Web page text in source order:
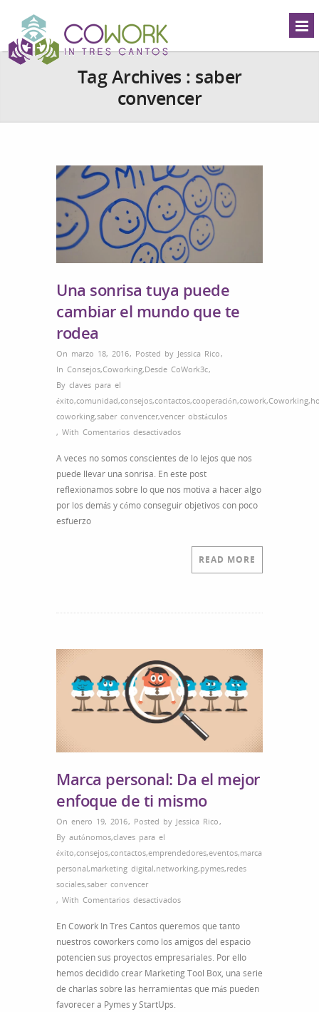
Tag Archives : saber
convencer
Una sonrisa tuya puede
cambiar el mundo que te
rodea
On marzo 18, 2016, Posted by Jessica Rico,
In Consejos,Coworking,Desde CoWork3c,
By claves para el
éxito,comunidad,consejos,contactos,cooperación,cowork,Coworking,
coworking,saber convencer,vencer obstáculos
, With Comentarios desactivadosen
sonrisa
tuya
puede
cambiar
A veces no somos conscientes de lo lejos que nos
puede llevar una sonrisa. En este post
reflexionamos sobre lo que nos motiva a hacer algo
por los demás y cómo conseguir objetivos con poco
esfuerzo
READ MORE
Marca personal: Da el mejor
enfoque de ti mismo
On enero 19, 2016, Posted by Jessica Rico,
By autónomos,claves para el
éxito,consejos,contactos,emprendedores,eventos,marca
personal,marketing digital,networking,pymes,redes
sociales,saber convencer
, With Comentarios desactivadosen
personal:
Da
el
mejor
enfoque
En Cowork In Tres Cantos queremos que tanto
nuestros coworkers como los amigos del espacio
potencien sus proyectos empresariales. Por ello
hemos decidido crear Marketing Tool Box, una serie
de charlas sobre las herramientas que más pueden
favorecer a Pymes y StartUps.